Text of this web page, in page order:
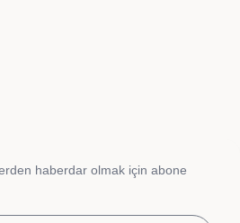
haberdar olmak için abone